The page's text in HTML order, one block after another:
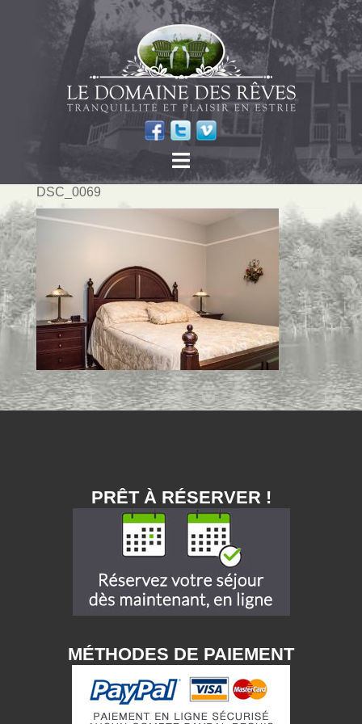
DSC_0069
PRÊT À RÉSERVER !
MÉTHODES DE PAIEMENT